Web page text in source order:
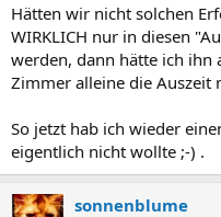
Hätten wir nicht solchen
WIRKLICH nur in diesen
werden, dann hätte ich ihn
Zimmer alleine die Auszeit
So jetzt hab ich wieder
eigentlich nicht wollte ;-) .
sonnenblume